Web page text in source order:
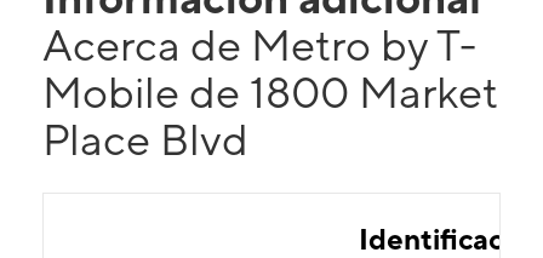
Acerca de Metro by T-
Mobile de 1800 Market
Place Blvd